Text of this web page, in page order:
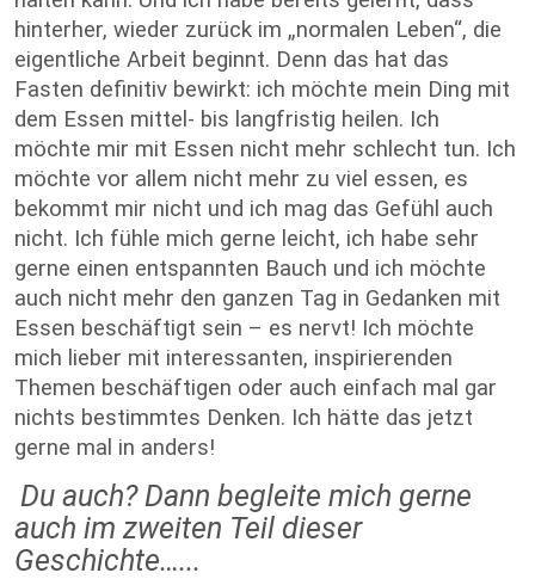
hinterher, wieder zurück im „normalen Leben“, die
eigentliche Arbeit beginnt. Denn das hat das
Fasten definitiv bewirkt: ich möchte mein Ding mit
dem Essen mittel- bis langfristig heilen. Ich
möchte mir mit Essen nicht mehr schlecht tun. Ich
möchte vor allem nicht mehr zu viel essen, es
bekommt mir nicht und ich mag das Gefühl auch
nicht. Ich fühle mich gerne leicht, ich habe sehr
gerne einen entspannten Bauch und ich möchte
auch nicht mehr den ganzen Tag in Gedanken mit
Essen beschäftigt sein – es nervt! Ich möchte
mich lieber mit interessanten, inspirierenden
Themen beschäftigen oder auch einfach mal gar
nichts bestimmtes Denken. Ich hätte das jetzt
gerne mal in anders!
Du auch? Dann begleite mich gerne
auch im zweiten Teil dieser
Geschichte…...